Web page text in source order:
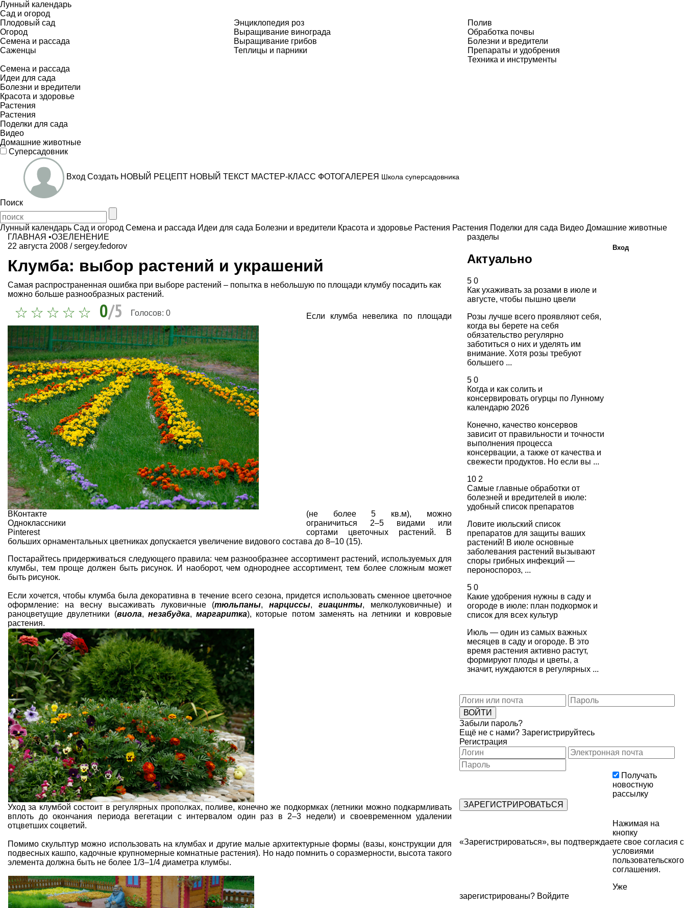
Лунный календарь
Сад и огород
Плодовый сад
Огород
Семена и рассада
Саженцы
Энциклопедия роз
Выращивание винограда
Выращивание грибов
Теплицы и парники
Полив
Обработка почвы
Болезни и вредители
Препараты и удобрения
Техника и инструменты
Семена и рассада
Идеи для сада
Болезни и вредители
Красота и здоровье
Растения
Растения
Поделки для сада
Видео
Домашние животные
Суперсадовник
Вход Создать НОВЫЙ РЕЦЕПТ НОВЫЙ ТЕКСТ МАСТЕР-КЛАСС ФОТОГАЛЕРЕЯ Школа суперсадовника
Поиск
Лунный календарь Сад и огород Семена и рассада Идеи для сада Болезни и вредители Красота и здоровье Растения Растения Поделки для сада Видео Домашние животные
ГЛАВНАЯ •ОЗЕЛЕНЕНИЕ
22 августа 2008 /sergey.fedorov
Клумба: выбор растений и украшений
Самая распространенная ошибка при выборе растений – попытка в небольшую по площади клумбу посадить как
можно больше разнообразных растений.
0/5 Голосов: 0
ВКонтакте
Одноклассники
Pinterest
Если клумба невелика по площади
(не более 5 кв.м), можно
ограничиться 2–5 видами или
сортами цветочных растений. В
больших орнаментальных цветниках допускается увеличение видового состава до 8–10 (15).
Постарайтесь придерживаться следующего правила: чем разнообразнее ассортимент растений, используемых для
клумбы, тем проще должен быть рисунок. И наоборот, чем однороднее ассортимент, тем более сложным может
быть рисунок.
Если хочется, чтобы клумба была декоративна в течение всего сезона, придется использовать сменное цветочное
оформление: на весну высаживать луковичные (тюльпаны,нарциссы,гиацинты, мелколуковичные) и
раноцветущие двулетники (виола, незабудка,маргаритка), которые потом заменять на летники и ковровые
растения.
Уход за клумбой состоит в регулярных прополках, поливе, конечно же подкормках (летники можно подкармливать
вплоть до окончания периода вегетации с интервалом один раз в 2–3 недели) и своевременном удалении
отцветших соцветий.
Помимо скульптур можно использовать на клумбах и другие малые архитектурные формы (вазы, конструкции для
подвесных кашпо, кадочные крупномерные комнатные растения). Но надо помнить о соразмерности, высота такого
элемента должна быть не более 1/3–1/4 диаметра клумбы.
разделы
Актуально
5 0
Как ухаживать за розами в июле и
августе, чтобы пышно цвели
Розы лучше всего проявляют себя,
когда вы берете на себя
обязательство регулярно
заботиться о них и уделять им
внимание. Хотя розы требуют
большего ...
5 0
Когда и как солить и
консервировать огурцы по Лунному
календарю 2026
Конечно, качество консервов
зависит от правильности и точности
выполнения процесса
консервации, а также от качества и
свежести продуктов. Но если вы ...
10 2
Самые главные обработки от
болезней и вредителей в июле:
удобный список препаратов
Ловите июльский список
препаратов для защиты ваших
растений! В июле основные
заболевания растений вызывают
споры грибных инфекций —
пероноспороз, ...
5 0
Какие удобрения нужны в саду и
огороде в июле: план подкормок и
список для всех культур
Июль — один из самых важных
месяцев в саду и огороде. В это
время растения активно растут,
формируют плоды и цветы, а
значит, нуждаются в регулярных ...
Вход
Забыли пароль?
Ещё не с нами? Зарегистрируйтесь
Регистрация
Получать
новостную
рассылку
Нажимая на
кнопку
«Зарегистрироваться», вы подтверждаете свое согласия с
условиями
пользовательского
соглашения.
Уже
зарегистрированы? Войдите